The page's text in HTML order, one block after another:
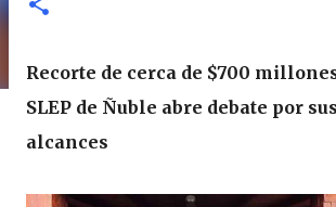
Recorte de cerca de $700
SLEP de Ñuble abre debate por
alcances